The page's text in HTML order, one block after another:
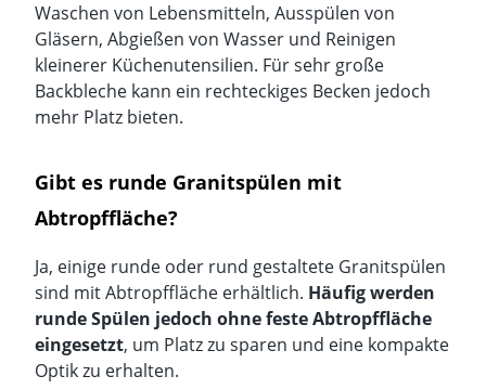
Waschen von Lebensmitteln, Ausspülen von
Gläsern, Abgießen von Wasser und Reinigen
kleinerer Küchenutensilien. Für sehr große
Backbleche kann ein rechteckiges Becken jedoch
mehr Platz bieten.
Gibt es runde Granitspülen mit
Abtropffläche?
Ja, einige runde oder rund gestaltete Granitspülen
sind mit Abtropffläche erhältlich. Häufig werden
runde Spülen jedoch ohne feste Abtropffläche
eingesetzt, um Platz zu sparen und eine kompakte
Optik zu erhalten.